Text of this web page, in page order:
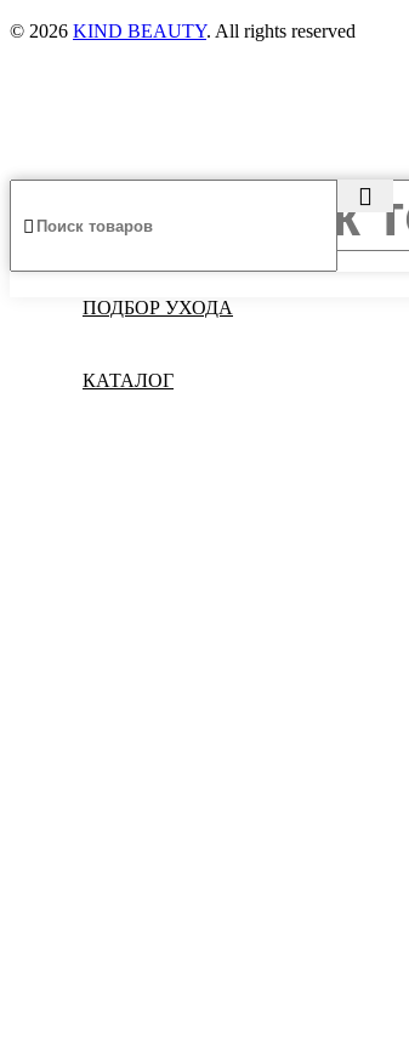
© 2026 KIND BEAUTY. All rights reserved
ПОДБОР УХОДА
КАТАЛОГ